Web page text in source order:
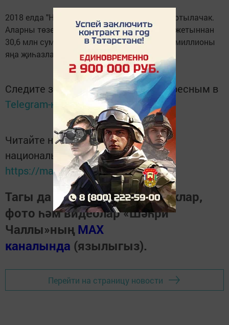
2018 елда "Нур" һәм "Шатлык" үзәкләре яңартылачак.
Аларны төзекләндерү өчен республика бюджетыннан
30,6 млн сум акча бүлеп биреләчәк. Аның 2 миллионы
яңа җиһазлар өчен тотылачак.
Следите за самым важным и интересным в
Telegram-каналеТатмедиа
Читайте новости Татарстана в
национальном мессенджере MАХ:
https://max.ru/tatmedia
Тагы да кызыклырак яңалыклар,
фото һәм видеолар «Шәһри
Чаллы»ның MAX
каналында (язылыгыз).
Перейти на страницу новости